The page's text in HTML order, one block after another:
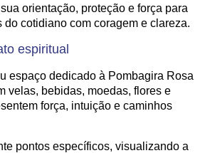
orientação, proteção e força para
do cotidiano com coragem e clareza.
espiritual
espaço dedicado à Pombagira Rosa
velas, bebidas, moedas, flores e
força, intuição e caminhos
pontos específicos, visualizando a